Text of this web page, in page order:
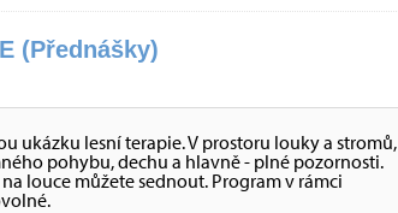
(Přednášky)
ukázku lesní terapie. V prostoru louky a stromů,
pohybu, dechu a hlavně - plné pozornosti.
louce můžete sednout. Program v rámci